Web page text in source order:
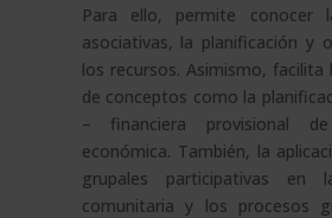
Para ello, permite conocer
asociativas, la planificación y
los recursos. Asimismo, facilita
de conceptos como la
– financiera provisional
económica. También, la
grupales participativas en
comunitaria y los procesos